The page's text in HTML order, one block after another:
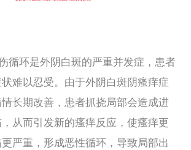
环是外阴白斑的严重并发症，患者
难以忍受。由于外阴白斑阴瘙痒症
长期改善，患者抓挠局部会造成进
从而引发新的瘙痒反应，使瘙痒更
严重，形成恶性循环，导致局部出